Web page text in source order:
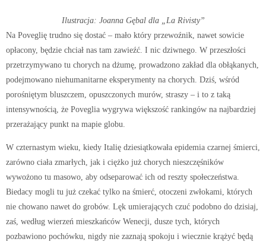
Ilustracja: Joanna Gębal dla „La Rivisty”
Na Poveglię trudno się dostać – mało który przewoźnik, nawet sowicie
opłacony, będzie chciał nas tam zawieźć. I nic dziwnego. W przeszłości
przetrzymywano tu chorych na dżumę, prowadzono zakład dla obłąkanych,
podejmowano niehumanitarne eksperymenty na chorych. Dziś, wśród
porośniętym bluszczem, opuszczonych murów, straszy – i to z taką
intensywnością, że Poveglia wygrywa większość rankingów na najbardziej
przerażający punkt na mapie globu.
W czternastym wieku, kiedy Italię dziesiątkowała epidemia czarnej śmierci,
zarówno ciała zmarłych, jak i ciężko już chorych nieszczęśników
wywożono tu masowo, aby odseparować ich od reszty społeczeństwa.
Biedacy mogli tu już czekać tylko na śmierć, otoczeni zwłokami, których
nie chowano nawet do grobów. Lęk umierających czuć podobno do dzisiaj,
zaś, według wierzeń mieszkańców Wenecji, dusze tych, których
pozbawiono pochówku, nigdy nie zaznają spokoju i wiecznie krążyć będą